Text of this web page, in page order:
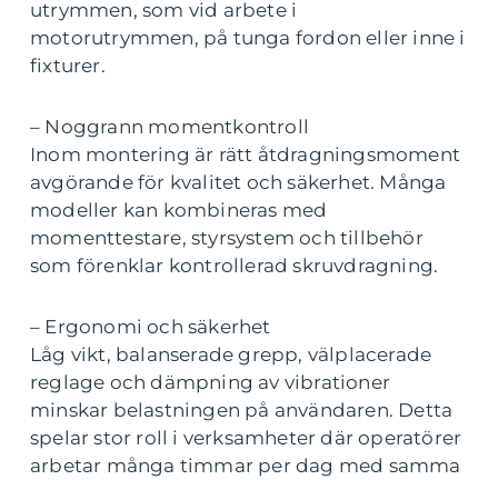
utrymmen, som vid arbete i
motorutrymmen, på tunga fordon eller inne i
fixturer.
– Noggrann momentkontroll
Inom montering är rätt åtdragningsmoment
avgörande för kvalitet och säkerhet. Många
modeller kan kombineras med
momenttestare, styrsystem och tillbehör
som förenklar kontrollerad skruvdragning.
– Ergonomi och säkerhet
Låg vikt, balanserade grepp, välplacerade
reglage och dämpning av vibrationer
minskar belastningen på användaren. Detta
spelar stor roll i verksamheter där operatörer
arbetar många timmar per dag med samma